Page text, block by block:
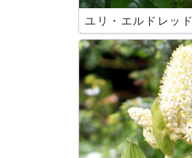
ユリ・エルドレッド